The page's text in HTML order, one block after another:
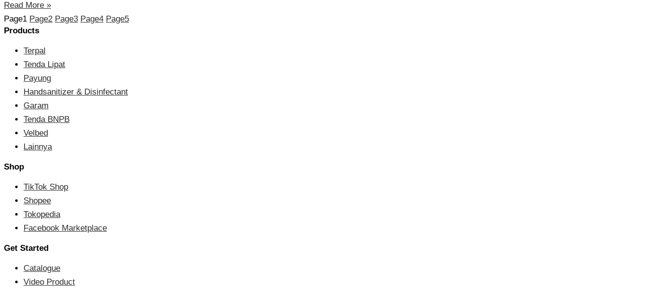
Read More »
Page1 Page2 Page3 Page4 Page5
Products
Terpal
Tenda Lipat
Payung
Handsanitizer & Disinfectant
Garam
Tenda BNPB
Velbed
Lainnya
Shop
TikTok Shop
Shopee
Tokopedia
Facebook Marketplace
Get Started
Catalogue
Video Product